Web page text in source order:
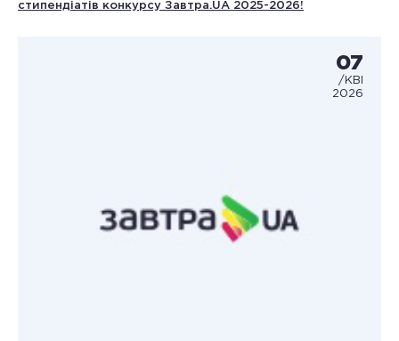
стипендіатів конкурсу Завтра.UA 2025-2026!
07
/КВІ
2026